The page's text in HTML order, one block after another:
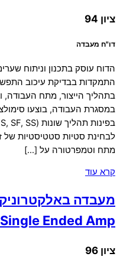
ציון 94
דו"ח מעבדה
התמקדות בבדיקת עיכוב
במסגרת העבודה, בוצעו
לבחינת סטיות סטטיסטיות של
מתח וטמפרטורה על […]
קרא עוד
מעבדה
Ended Amp
ציון 96